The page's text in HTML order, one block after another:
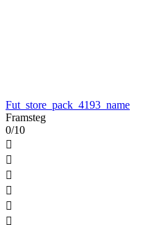
Fut_store_pack_4193_name
Framsteg
0/10





